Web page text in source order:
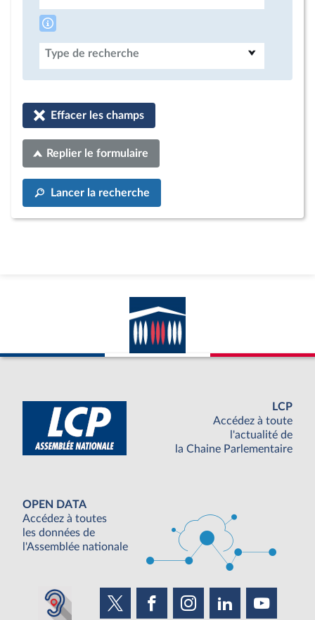
Type de recherche
Effacer les champs
Replier le formulaire
Lancer la recherche
LCP
Accédez à toute
l'actualité de
la Chaine Parlementaire
OPEN DATA
Accédez à toutes
les données de
l'Assemblée nationale